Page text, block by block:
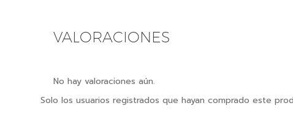
VALORACIONES
No hay valoraciones aún.
Solo los usuarios registrados que hayan comprado este